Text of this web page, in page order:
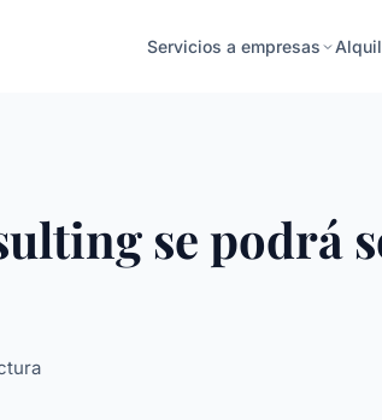
Servicios a empresas
se podrá